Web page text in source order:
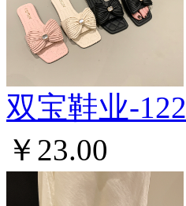
双宝鞋业-122
￥23.00